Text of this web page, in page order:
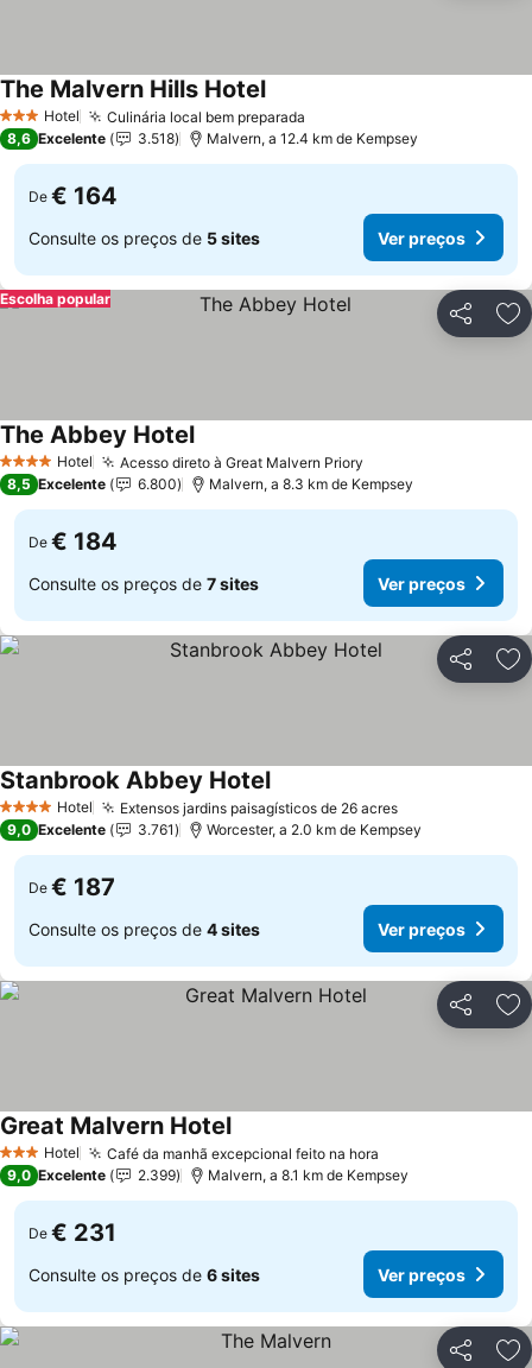
3 EstrelasHotel Culinária local bem preparada
The Malvern Hills Hotel
8,6 Excelente 3.518 Malvern, a 12.4 km de Kempsey
De € 164
Consulte os preços de 5 sites Ver preços
Partilhar
Escolha popular
4 EstrelasHotel Acesso direto à Great Malvern Priory
The Abbey Hotel
8,5 Excelente 6.800 Malvern, a 8.3 km de Kempsey
De € 184
Consulte os preços de 7 sites Ver preços
Partilhar
4 EstrelasHotel Extensos jardins paisagísticos de 26 acres
Stanbrook Abbey Hotel
9,0 Excelente 3.761 Worcester, a 2.0 km de Kempsey
De € 187
Consulte os preços de 4 sites Ver preços
Partilhar
3 EstrelasHotel Café da manhã excepcional feito na hora
Great Malvern Hotel
9,0 Excelente 2.399 Malvern, a 8.1 km de Kempsey
De € 231
Consulte os preços de 6 sites Ver preços
Partilhar